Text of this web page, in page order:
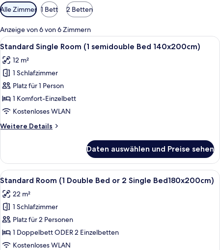
Verfügbare
Filter
für
Zimmer
Alle Zimmer 1 Bett 2 Betten
Anzeige von 6 von 6 Zimmern
Alle
Fotos
für
Standard
Single
Room
(1
Bed
Standard Single Room (1
6
Standard Single Room (1 semidouble Bed 140x200cm)
12 m²
1 Schlafzimmer
Platz für 1 Person
1 Komfort-Einzelbett
Kostenloses WLAN
Weitere Details
Weitere
Single
Room
(1
Bed
140x200cm)
Daten auswählen und Preise sehen
Alle
Fotos
für
Standard
Room
(1
Double
Ein Schlafzimmer mit Bett,
7
Standard Room (1 Double Bed or 2 Single Bed180x200cm)
22 m²
1 Schlafzimmer
Platz für 2 Personen
1 Doppelbett ODER 2 Einzelbetten
Kostenloses WLAN